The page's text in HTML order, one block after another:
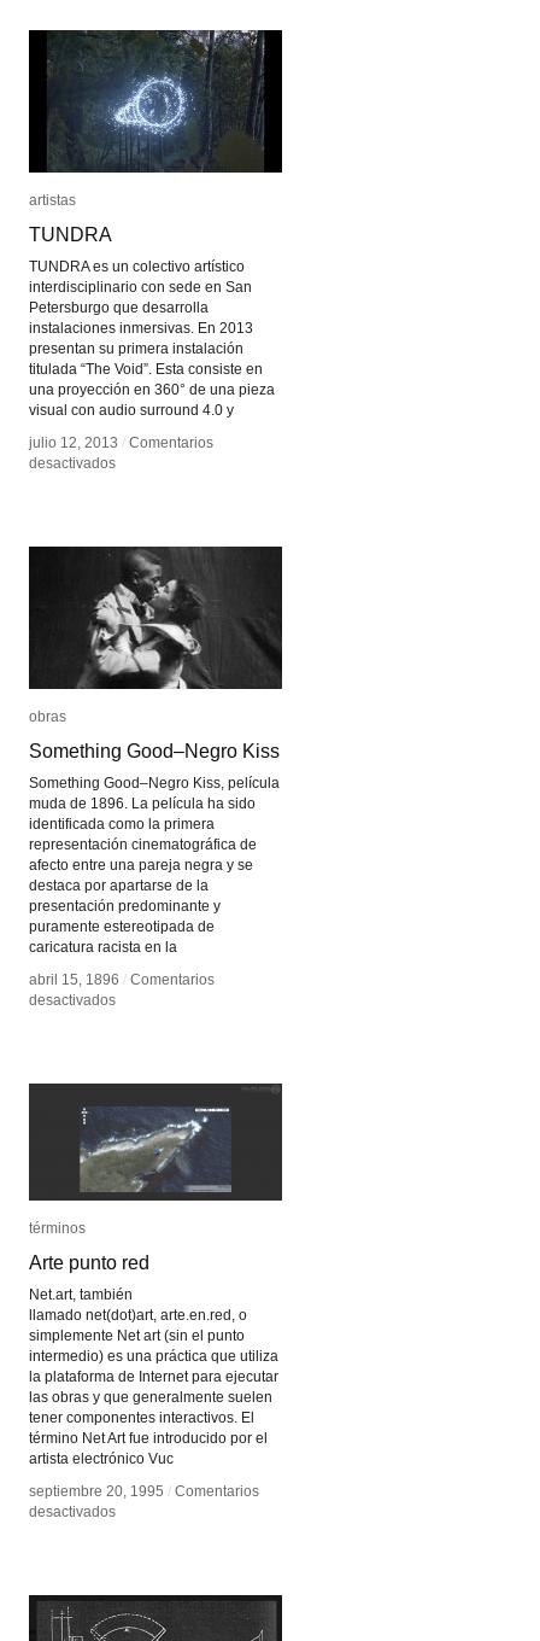
artistas
TUNDRA
TUNDRA es un colectivo artístico
interdisciplinario con sede en San
Petersburgo que desarrolla
instalaciones inmersivas. En 2013
presentan su primera instalación
titulada “The Void”. Esta consiste en
una proyección en 360° de una pieza
visual con audio surround 4.0 y
julio 12, 2013 / Comentarios
desactivadosen
artistas
TUNDRA
julio 12, 2013 / Comentarios
desactivadosen
obras
Something Good–Negro Kiss
Something Good–Negro Kiss, película
muda de 1896. La película ha sido
identificada como la primera
representación cinematográfica de
afecto entre una pareja negra y se
destaca por apartarse de la
presentación predominante y
puramente estereotipada de
caricatura racista en la
abril 15, 1896 / Comentarios
desactivadosen
Kiss
obras
Something Good–Negro Kiss
abril 15, 1896 / Comentarios
desactivadosen
Kiss
términos
Arte punto red
Net.art, también
llamado net(dot)art, arte.en.red, o
simplemente Net art (sin el punto
intermedio) es una práctica que utiliza
la plataforma de Internet para ejecutar
las obras y que generalmente suelen
tener componentes interactivos. El
término Net Art fue introducido por el
artista electrónico Vuc
septiembre 20, 1995 / Comentarios
desactivadosen
términos
Arte punto red
septiembre 20, 1995 / Comentarios
desactivadosen